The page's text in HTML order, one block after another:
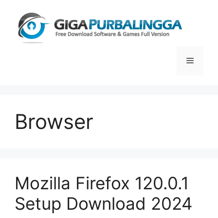
content
Menu
Browser
Mozilla Firefox 120.0.1
Setup Download 2024